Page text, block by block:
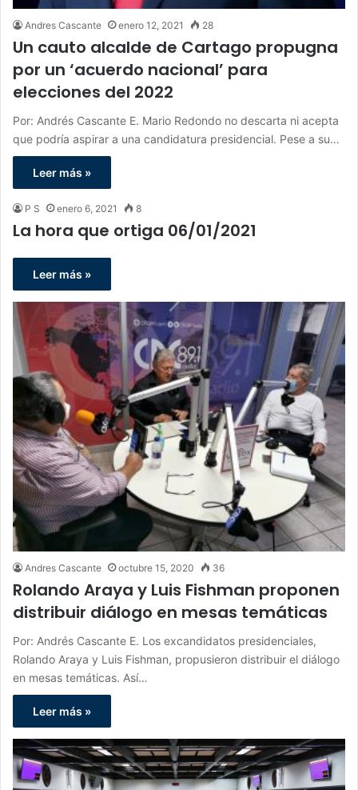
Andres Cascante enero 12, 2021 28
Un cauto alcalde de Cartago propugna
por un ‘acuerdo nacional’ para
elecciones del 2022
Por: Andrés Cascante E. Mario Redondo no descarta ni acepta
que podría aspirar a una candidatura presidencial. Pese a su…
Leer más »
P S enero 6, 2021 8
La hora que ortiga 06/01/2021
Leer más »
Andres Cascante octubre 15, 2020 36
Rolando Araya y Luis Fishman proponen
distribuir diálogo en mesas temáticas
Por: Andrés Cascante E. Los excandidatos presidenciales,
Rolando Araya y Luis Fishman, propusieron distribuir el diálogo
en mesas temáticas. Así…
Leer más »